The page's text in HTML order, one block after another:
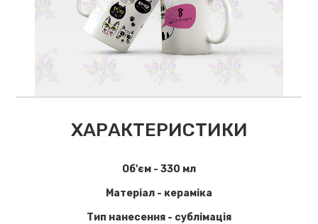
ХАРАКТЕРИСТИКИ
Об'єм - 330 мл
Матеріал - кераміка
Тип нанесення - сублімація